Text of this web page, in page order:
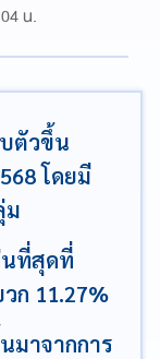
น.
ตัวขึ้น
โดยมี
ม
นที่สุดที่
ก 11.27%
มาจากการ